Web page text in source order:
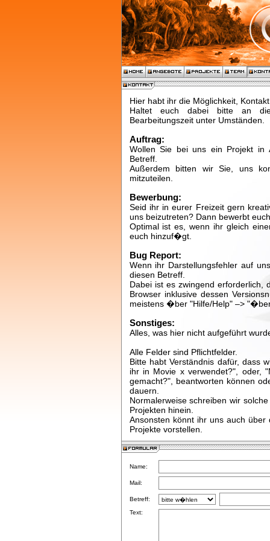
Hier habt ihr die Möglichkeit,
Haltet euch dabei bitte an
Bearbeitungszeit unter Umständen.
Auftrag:
Wollen Sie bei uns ein Projekt in
Betreff.
Außerdem bitten wir Sie, uns
mitzuteilen.
Bewerbung:
Seid ihr in eurer Freizeit gern
uns beizutreten? Dann bewerbt
Optimal ist es, wenn ihr gleich
euch hinzuf�gt.
Bug Report:
Wenn ihr Darstellungsfehler auf
diesen Betreff.
Dabei ist es zwingend erforderlich,
Browser inklusive dessen
meistens �ber "Hilfe/Help" –>
Sonstiges:
Alles, was hier nicht aufgeführt
Alle Felder sind Pflichtfelder.
Bitte habt Verständnis dafür, dass
ihr in Movie x verwendet?", oder,
gemacht?", beantworten können
dauern.
Normalerweise schreiben wir
Projekten hinein.
Ansonsten könnt ihr uns auch
Projekte vorstellen.
Name:
Mail:
Betreff:
Text: